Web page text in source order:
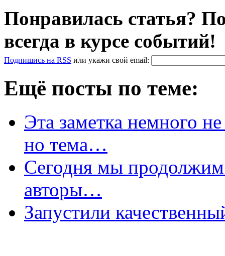
Понравилась статья?
всегда в курсе событий!
Подпишись на RSS или укажи свой email:
Ещё посты по теме:
Эта заметка немного не
но тема…
Сегодня мы продолжим
авторы…
Запустили